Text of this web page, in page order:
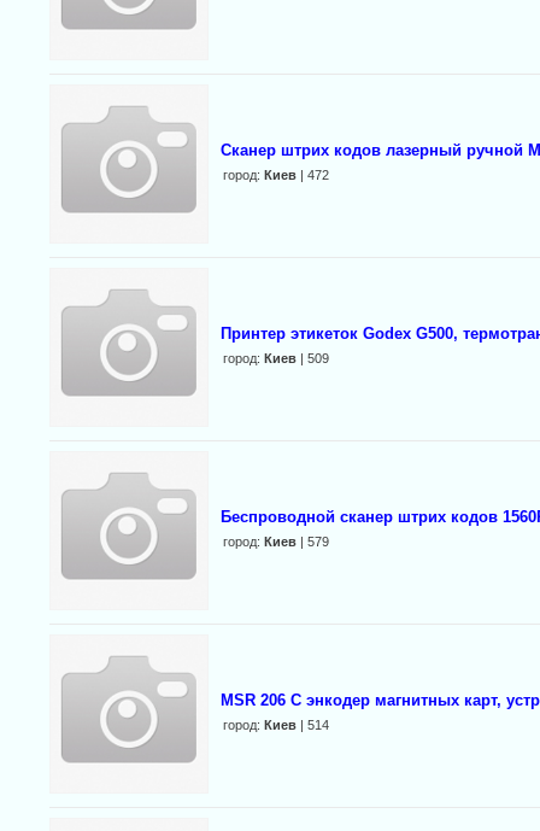
Cканер штрих кодов лазерный ручной
город: Киев| 472
Принтер этикеток Godex G500,
город: Киев| 509
Беспроводной сканер штрих кодов
город: Киев| 579
MSR 206 С энкодер магнитных карт,
город: Киев| 514